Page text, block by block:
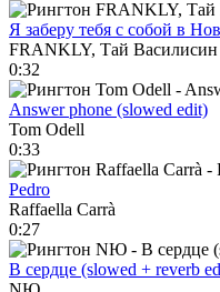
Я заберу тебя с собой в
FRANKLY, Тай Василисин
0:32
Answer phone (slowed edit)
Tom Odell
0:33
Pedro
Raffaella Carrà
0:27
В сердце (slowed + reverb